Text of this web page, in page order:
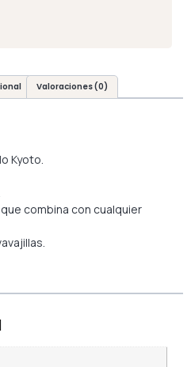
Valoraciones (0)
Kyoto.
combina con cualquier